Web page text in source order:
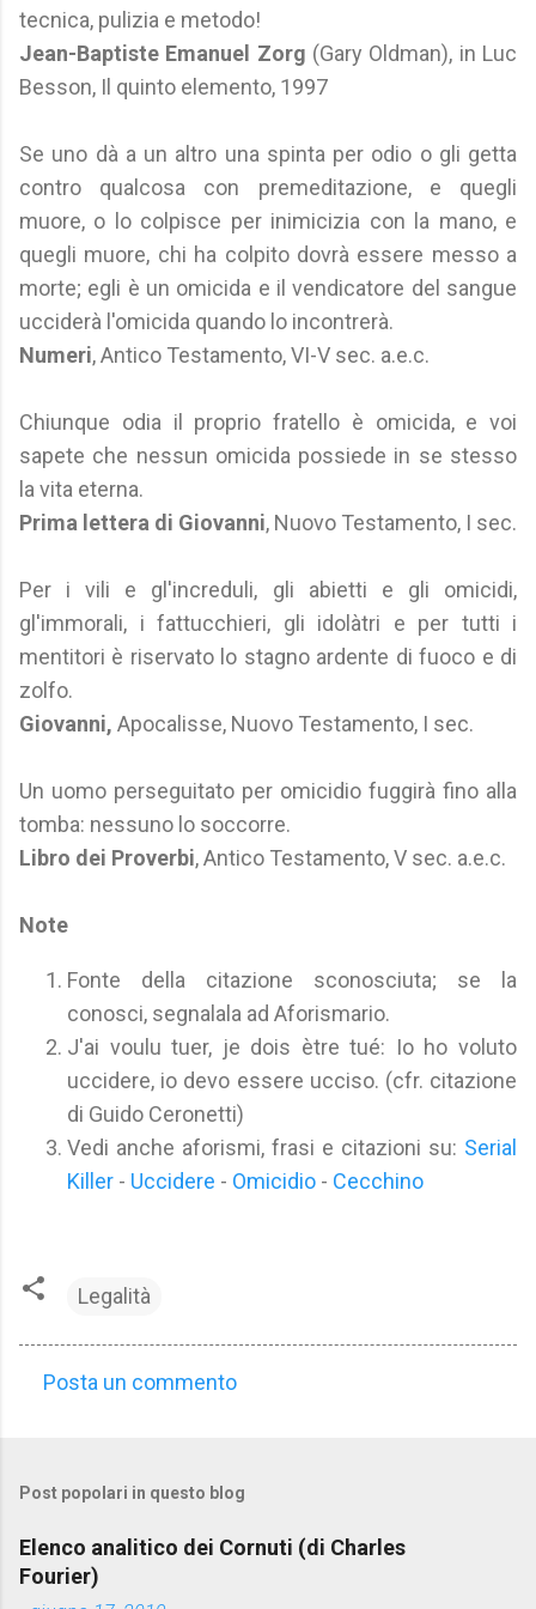
tecnica, pulizia e metodo!
Jean-Baptiste Emanuel Zorg (Gary Oldman), in Luc
Besson, Il quinto elemento, 1997
Se uno dà a un altro una spinta per odio o gli getta
contro qualcosa con premeditazione, e quegli
muore, o lo colpisce per inimicizia con la mano, e
quegli muore, chi ha colpito dovrà essere messo a
morte; egli è un omicida e il vendicatore del sangue
ucciderà l'omicida quando lo incontrerà.
Numeri, Antico Testamento, VI-V sec. a.e.c.
Chiunque odia il proprio fratello è omicida, e voi
sapete che nessun omicida possiede in se stesso
la vita eterna.
Prima lettera di Giovanni, Nuovo Testamento, I sec.
Per i vili e gl'increduli, gli abietti e gli omicidi,
gl'immorali, i fattucchieri, gli idolàtri e per tutti i
mentitori è riservato lo stagno ardente di fuoco e di
zolfo.
Giovanni, Apocalisse, Nuovo Testamento, I sec.
Un uomo perseguitato per omicidio fuggirà fino alla
tomba: nessuno lo soccorre.
Libro dei Proverbi, Antico Testamento, V sec. a.e.c.
Note
Fonte della citazione sconosciuta; se la
conosci, segnalala ad Aforismario.
J'ai voulu tuer, je dois ètre tué: Io ho voluto
uccidere, io devo essere ucciso. (cfr. citazione
di Guido Ceronetti)
Vedi anche aforismi, frasi e citazioni su: Serial
Killer - Uccidere - Omicidio - Cecchino
Legalità
m
e
n
Posta un commento
Post popolari in questo blog
Elenco analitico dei Cornuti (di Charles
Fourier)